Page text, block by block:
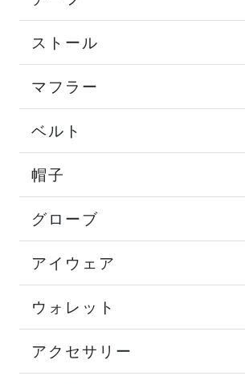
ストール
マフラー
ベルト
帽子
グローブ
アイウェア
ウォレット
アクセサリー